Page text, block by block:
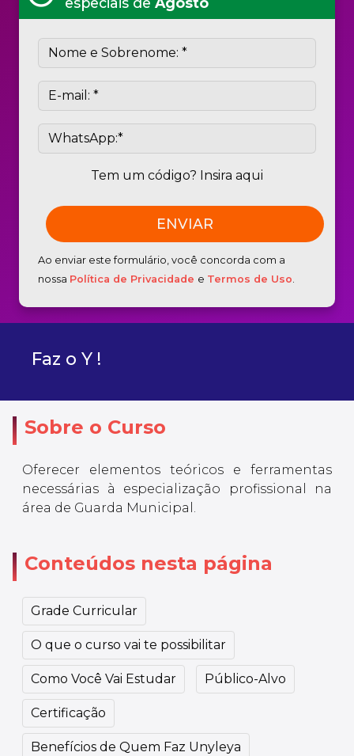
Tem um código? Insira aqui
Ao enviar este formulário, você concorda com a
nossa Política de Privacidade e Termos de Uso.
Faz o Y !
Sobre o Curso
Oferecer elementos teóricos e ferramentas
necessárias à especialização profissional na
área de Guarda Municipal.
Conteúdos nesta página
Grade Curricular
O que o curso vai te possibilitar
Como Você Vai Estudar Público-Alvo
Certificação
Benefícios de Quem Faz Unyleya